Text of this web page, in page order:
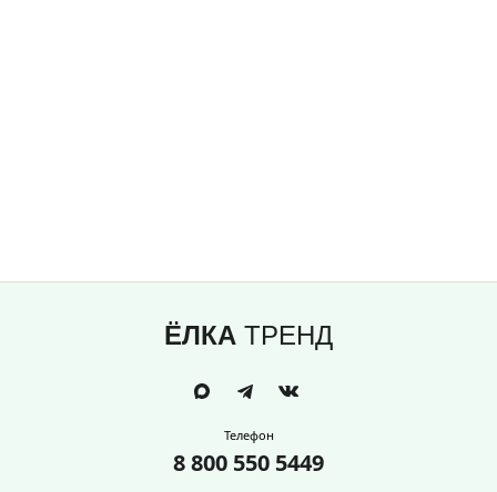
ЁЛКА ТРЕНД
Телефон
8 800 550 5449